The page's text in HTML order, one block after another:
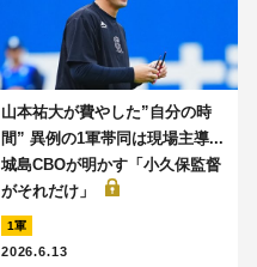
山本祐大が費やした”自分の時
間” 異例の1軍帯同は現場主導...
城島CBOが明かす「小久保監督
がそれだけ」
1軍
2026.6.13